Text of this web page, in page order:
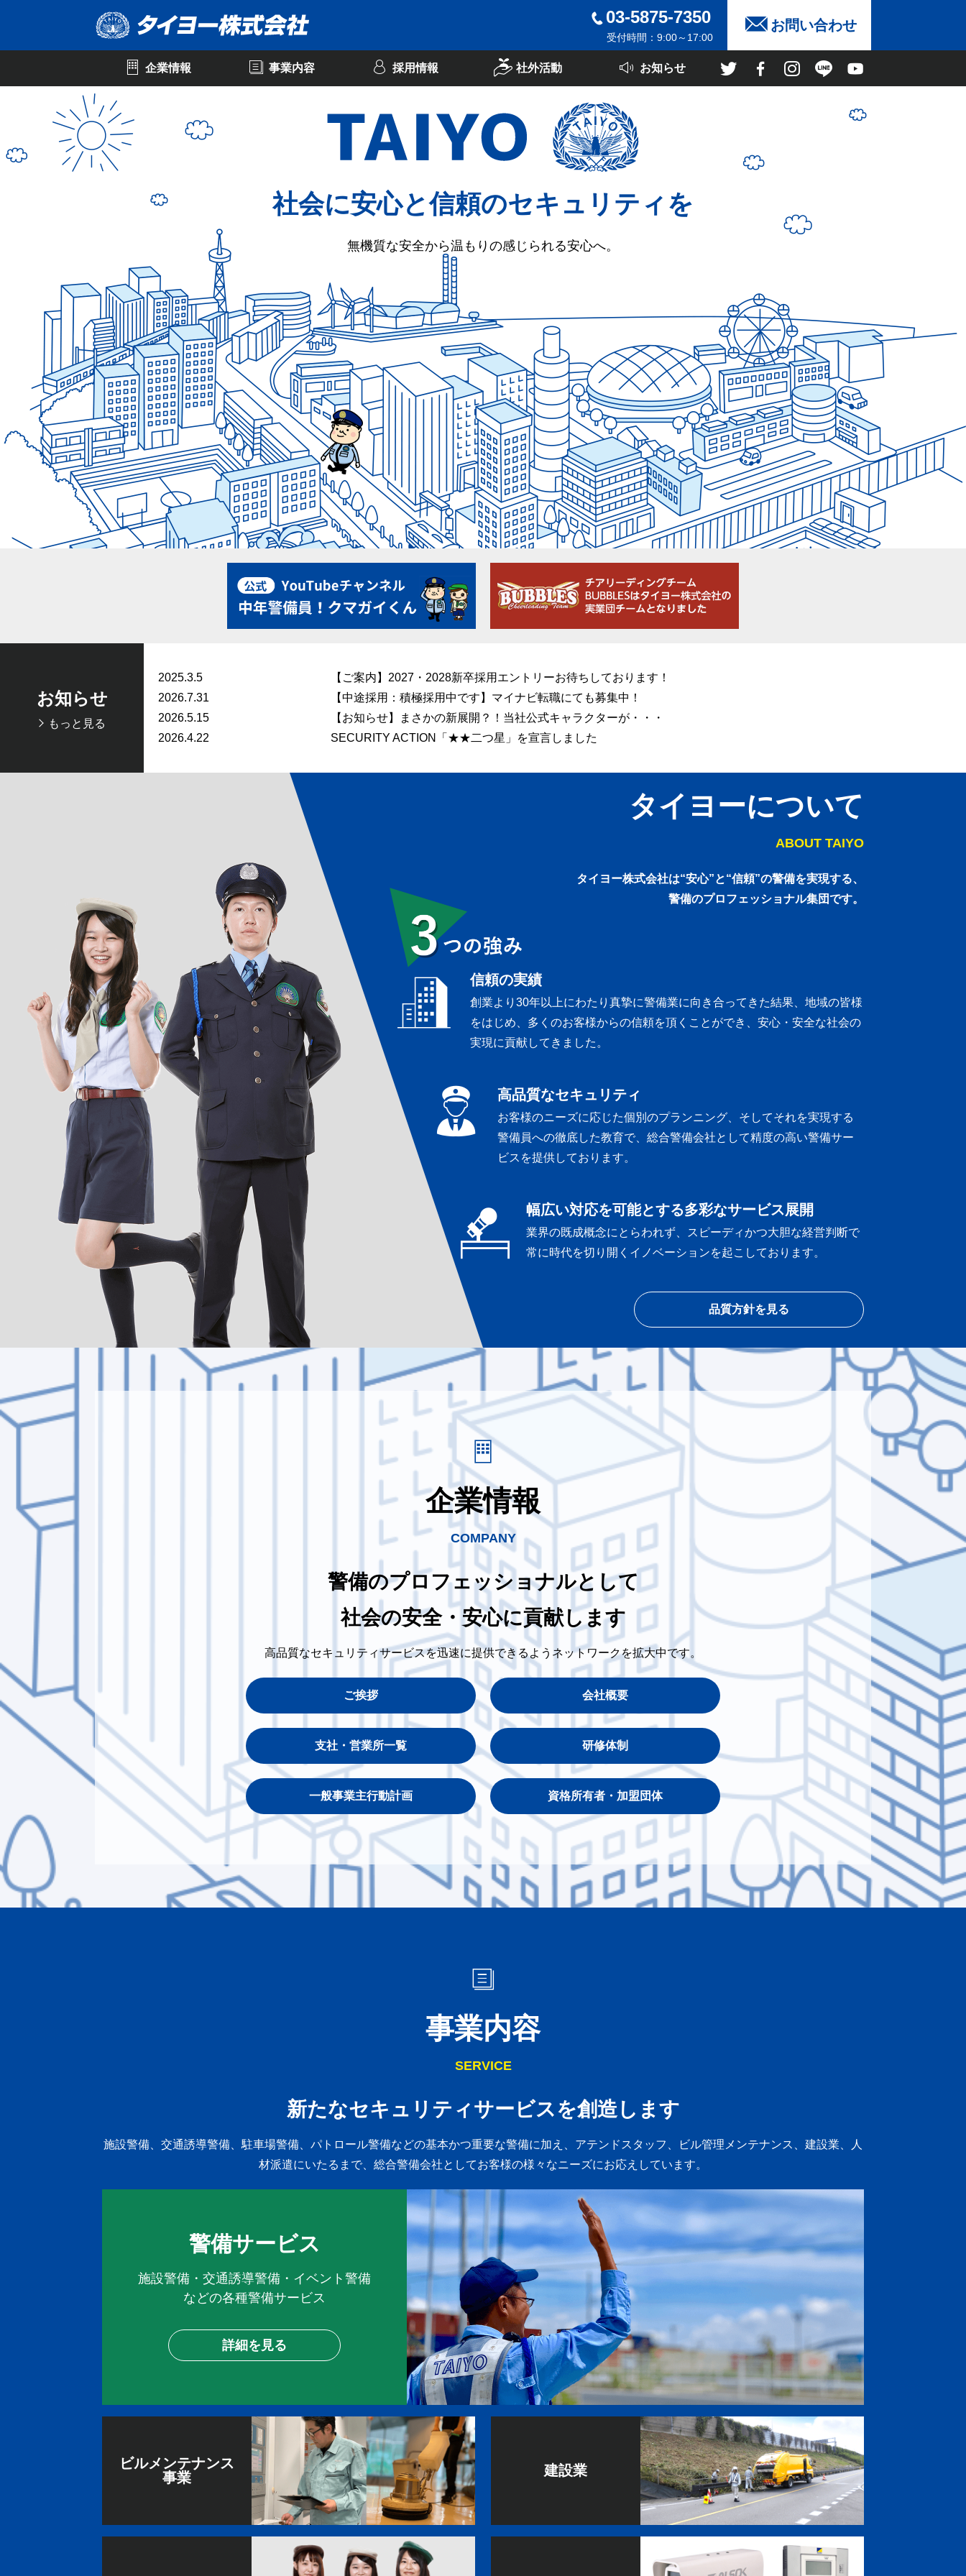
03-5875-7350
受付時間：9:00～17:00
お問い合わせ
企業情報 事業内容 採用情報 社外活動 お知らせ
社会に安心と信頼のセキュリティを
無機質な安全から温もりの感じられる安心へ。
お知らせ
もっと見る
2025.3.5
【ご案内】2027・2028新卒採用エントリーお待ちしております！
2026.7.31
【中途採用：積極採用中です】マイナビ転職にても募集中！
2026.5.15
【お知らせ】まさかの新展開？！当社公式キャラクターが・・・
2026.4.22
SECURITY ACTION「★★二つ星」を宣言しました
タイヨーについて
ABOUT TAIYO
タイヨー株式会社は“安心”と“信頼”の警備を実現する、
警備のプロフェッショナル集団です。
3つの強み
信頼の実績
創業より30年以上にわたり真摯に警備業に向き合ってきた結果、地域の皆様
をはじめ、多くのお客様からの信頼を頂くことができ、安心・安全な社会の
実現に貢献してきました。
高品質なセキュリティ
お客様のニーズに応じた個別のプランニング、そしてそれを実現する
警備員への徹底した教育で、総合警備会社として精度の高い警備サー
ビスを提供しております。
幅広い対応を可能とする多彩なサービス展開
業界の既成概念にとらわれず、スピーディかつ大胆な経営判断で
常に時代を切り開くイノベーションを起こしております。
品質方針を見る
企業情報
COMPANY
警備のプロフェッショナルとして
社会の安全・安心に貢献します
高品質なセキュリティサービスを迅速に提供できるようネットワークを拡大中です。
ご挨拶 会社概要
支社・営業所一覧 研修体制
一般事業主行動計画 資格所有者・加盟団体
事業内容
SERVICE
新たなセキュリティサービスを創造します
施設警備、交通誘導警備、駐車場警備、パトロール警備などの基本かつ重要な警備に加え、 アテンドスタッフ、ビル管理メンテナンス、建設業、人
材派遣にいたるまで、総合警備会社としてお客様の様々なニーズにお応えしています。
警備サービス
施設警備・交通誘導警備・イベント警備
などの各種警備サービス
詳細を見る
ビルメンテナンス
事業
建設業